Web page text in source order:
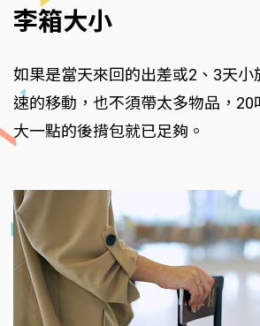
李箱大小
如果是當天來回的出差或2、3天小
速的移動，也不須帶太多物品，20
大一點的後揹包就已足夠。